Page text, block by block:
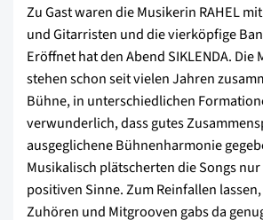
Zu Gast waren die Musikerin RAHEL
und Gitarristen und die vierköpfige
Eröffnet hat den Abend SIKLENDA. Die
stehen schon seit vielen Jahren
Bühne, in unterschiedlichen
verwunderlich, dass gutes
ausgeglichene Bühnenharmonie
Musikalisch plätscherten die Songs
positiven Sinne. Zum Reinfallen
Zuhören und Mitgrooven gabs da